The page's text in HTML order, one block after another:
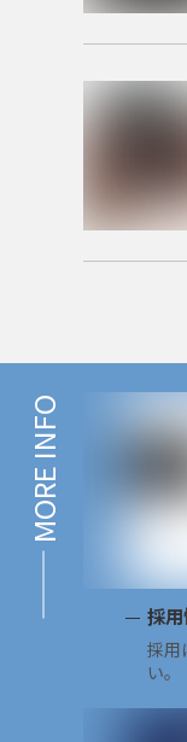
MORE INFO
採
採用
い。